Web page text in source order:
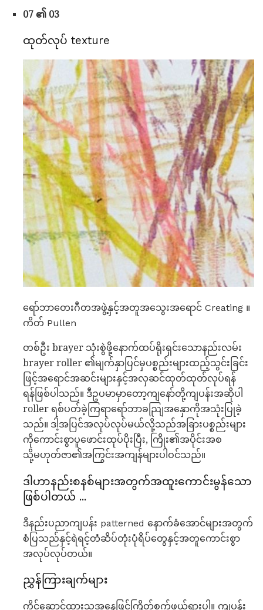
07 ၏ 03
ထုတ်လုပ် texture
ရော်ဘာတေးဂီတအဖွဲ့နှင့်အတူအသွေးအရောင် Creating ။
ကိတ် Pullen
တစ်ဦး brayer သုံးစွဲဖို့နောက်ထပ်ရိုးရှင်းသောနည်းလမ်း
brayer roller ၏မျက်နှာပြင်မှပစ္စည်းများထည့်သွင်းခြင်း
ဖြင့်အရောင်အဆင်းများနှင့်အလှဆင်ထုတ်ထုတ်လုပ်ရန်
ရန်ဖြစ်ပါသည်။ ဒီဥပမာမှာတော့ကျနော်တို့ကျပန်းအဆိုပါ
roller ရစ်ပတ်ခဲ့ကြရာရော်ဘာခညျြအနှောကိုအသုံးပြုခဲ့
သည်။ ဒါ့အပြင်အလုပ်လုပ်မယ်လို့သည်အခြားပစ္စည်းများ
ကိုကောင်းစွာပူဖောင်းထုပ်ပိုးပြီး, ကြိုး၏အပိုင်းအစ
သို့မဟုတ်ဇာ၏အကြွင်းအကျန်များပါဝင်သည်။
ဒါဟာနည်းစနစ်များအတွက်အထူးကောင်းမွန်သော
ဖြစ်ပါတယ် ...
ဒီနည်းပညာကျပန်း patterned နောက်ခံအောင်များအတွက်
စံပြသည်နှင့်ရဲရင့်တံဆိပ်တုံးပုံရိပ်တွေနှင့်အတူကောင်းစွာ
အလုပ်လုပ်တယ်။
ညွှန်ကြားချက်များ
ကိုင်ဆောင်ထားသူအနေဖြင့်ကြိတ်စက်ဖယ်ရှားပါ။ ကျပန်း